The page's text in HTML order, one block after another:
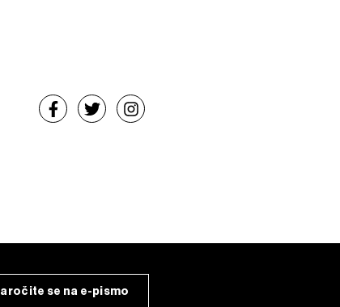
se na e-pismo